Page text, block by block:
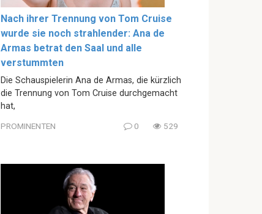
Nach ihrer Trennung von Tom Cruise
wurde sie noch strahlender: Ana de
Armas betrat den Saal und alle
verstummten
Die Schauspielerin Ana de Armas, die kürzlich
die Trennung von Tom Cruise durchgemacht
hat,
PROMINENTEN 0 529